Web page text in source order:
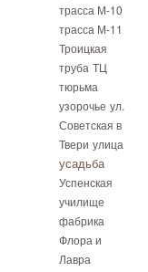
трасса М-10
трасса М-11
Троицкая
труба ТЦ
тюрьма
узорочье ул.
Советская в
Твери улица
усадьба
Успенская
училище
фабрика
Флора и
Лавра